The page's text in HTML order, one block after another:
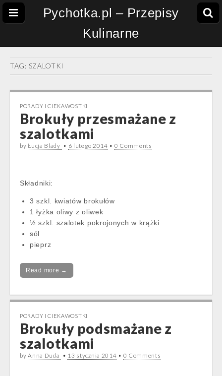
Pychotka.pl – Przepisy
Kulinarne
TAG: SZALOTKI
PORADY I CIEKAWOSTKI
Brokuły przesmażane z
szalotkami
byŁucja Blady • 6 lutego 2014 • 0 Comments
Składniki:
3 szkl. kwiatów brokułów
1 łyżka oliwy z oliwek
½ szkl. szalotek pokrojonych w krążki
sól
pieprz
Read more →
PORADY I CIEKAWOSTKI
Brokuły podsmażane z
szalotkami
byAnna Duda • 13 stycznia 2014 • 0 Comments